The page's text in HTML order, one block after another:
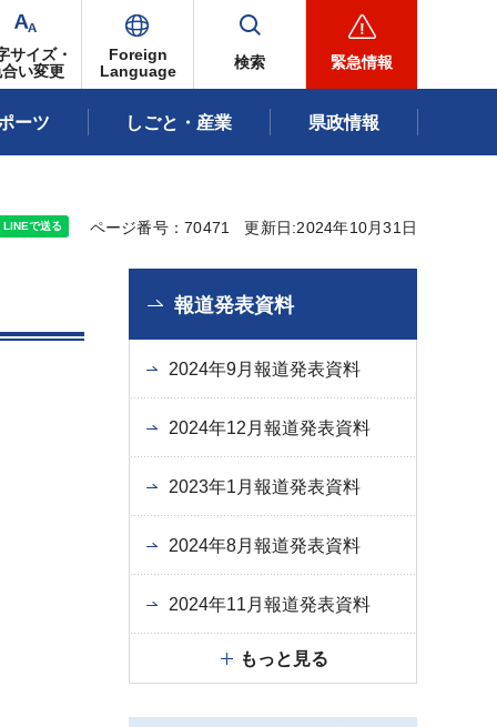
サイズ・
い変更
Foreign
Language
検索 緊急情報
ーツ しごと・産業 県政情報
ページ番号：70471 更新日:2024年10月31日
報道発表資料
2024年9月報道発表資料
2024年12月報道発表資料
2023年1月報道発表資料
2024年8月報道発表資料
2024年11月報道発表資料
もっと見る